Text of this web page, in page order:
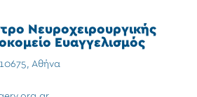
Νευροχειρουργικής
Ευαγγελισμός
Αθήνα